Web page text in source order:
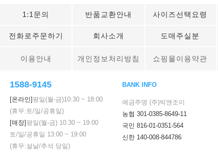
1:1문의 반품교환안내 사이즈선택요령
전화로주문하기 회사소개 도매주실분
이용안내 개인정보처리방침 쇼핑몰이용약관
1588-9145
[온라인]평일(월-금)10:30 ~ 18:00
(휴무:토/일/공휴일)
[매장]평일(월-금) 10:30 ~ 19:00
토/일/공휴일 13:00 ~ 19:00
(휴무:설날/추석 당일)
BANK INFO
예금주명 (주)빅앤조이
농협 301-0385-8649-11
국민 816-01-0351-564
신한 140-008-844786